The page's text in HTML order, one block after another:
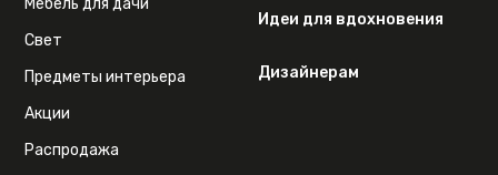
Мебель для дачи
Свет
Предметы интерьера
Акции
Распродажа
Идеи для вдохновения
Дизайнерам